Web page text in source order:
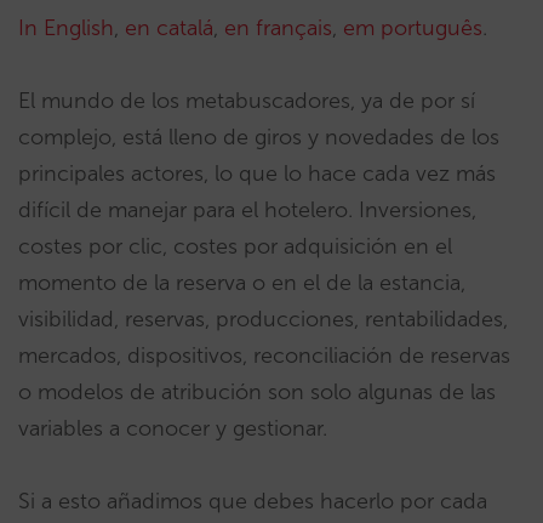
In English, en catalá, en français, em português.
El mundo de los metabuscadores, ya de por sí
complejo, está lleno de giros y novedades de los
principales actores, lo que lo hace cada vez más
difícil de manejar para el hotelero. Inversiones,
costes por clic, costes por adquisición en el
momento de la reserva o en el de la estancia,
visibilidad, reservas, producciones, rentabilidades,
mercados, dispositivos, reconciliación de reservas
o modelos de atribución son solo algunas de las
variables a conocer y gestionar.
Si a esto añadimos que debes hacerlo por cada